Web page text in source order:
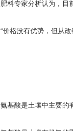
肥料专家分析认为，目
“价格没有优势，但从
氨基酸是土壤中主要的